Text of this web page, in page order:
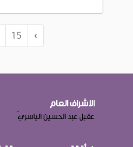
15 ›
الاشراف العام
عقيل عبد الحسين الياسريّ